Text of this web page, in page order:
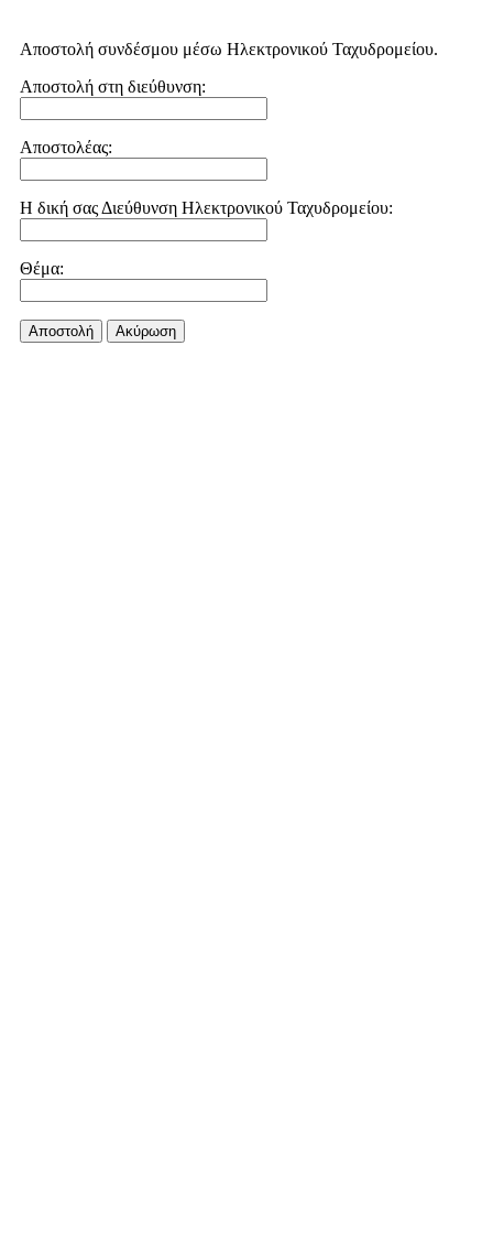
Αποστολή συνδέσμου μέσω Ηλεκτρονικού Ταχυδρομείου.
Αποστολή στη διεύθυνση:
Αποστολέας:
Η δική σας Διεύθυνση Ηλεκτρονικού Ταχυδρομείου:
Θέμα:
Αποστολή Aκύρωση